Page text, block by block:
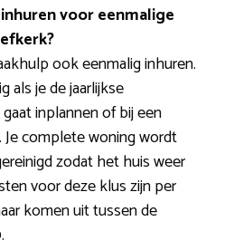
voor eenmalige
ook eenmalig inhuren.
als je de jaarlijkse
inplannen of bij een
complete woning wordt
zodat het huis weer
voor deze klus zijn per
komen uit tussen de